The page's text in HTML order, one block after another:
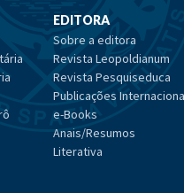
EDITORA
Sobre a editora
Revista Leopoldianum
Revista Pesquiseduca
Publicações
e-Books
Anais/Resumos
Literativa